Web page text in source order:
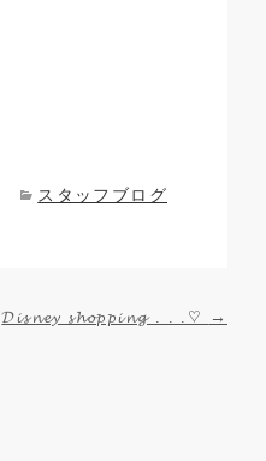
スタッフブログ
𝓓𝓲𝓼𝓷𝓮𝔂 𝓼𝓱𝓸𝓹𝓹𝓲𝓷𝓰 . . .♡ →